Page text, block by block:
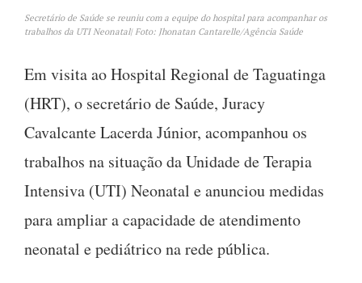
Secretário de Saúde se reuniu com a equipe do hospital para acompanhar os
trabalhos da UTI Neonatal| Foto: Jhonatan Cantarelle/Agência Saúde
Em visita ao Hospital Regional de Taguatinga
(HRT), o secretário de Saúde, Juracy
Cavalcante Lacerda Júnior, acompanhou os
trabalhos na situação da Unidade de Terapia
Intensiva (UTI) Neonatal e anunciou medidas
para ampliar a capacidade de atendimento
neonatal e pediátrico na rede pública.